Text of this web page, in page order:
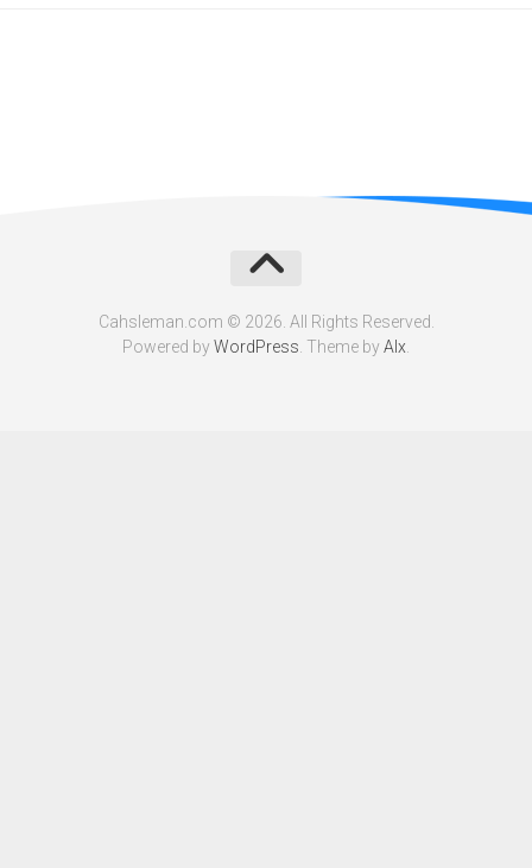
Cahsleman.com © 2026. All Rights Reserved.
Powered byWordPress . Theme byAlx